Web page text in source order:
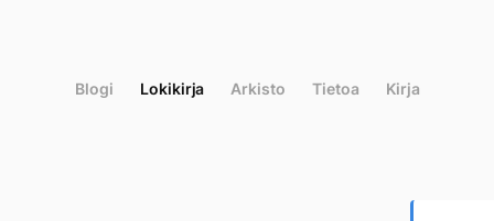
Blogi Lokikirja Arkisto Tietoa Kirja